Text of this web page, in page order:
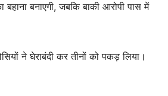
बनाएगी, जबकि बाकी आरोपी पास में
ने घेराबंदी कर तीनों को पकड़ लिया।